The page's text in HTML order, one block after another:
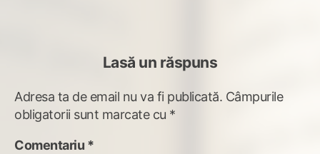
Lasă un răspuns
Adresa ta de email nu va fi publicată. Câmpurile
obligatorii sunt marcate cu *
Comentariu *